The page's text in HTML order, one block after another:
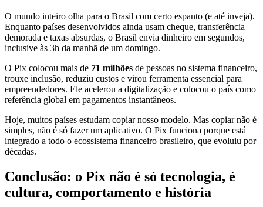
O mundo inteiro olha para o Brasil com certo espanto (e até inveja).
Enquanto países desenvolvidos ainda usam cheque, transferência
demorada e taxas absurdas, o Brasil envia dinheiro em segundos,
inclusive às 3h da manhã de um domingo.
O Pix colocou mais de 71 milhões de pessoas no sistema financeiro,
trouxe inclusão, reduziu custos e virou ferramenta essencial para
empreendedores. Ele acelerou a digitalização e colocou o país como
referência global em pagamentos instantâneos.
Hoje, muitos países estudam copiar nosso modelo. Mas copiar não é
simples, não é só fazer um aplicativo. O Pix funciona porque está
integrado a todo o ecossistema financeiro brasileiro, que evoluiu por
décadas.
Conclusão: o Pix não é só tecnologia, é
cultura, comportamento e história